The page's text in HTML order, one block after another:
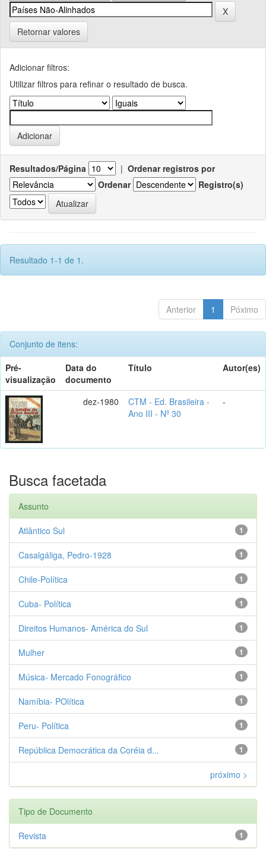
Retornar valores
Adicionar filtros:
Utilizar filtros para refinar o resultado de busca.
Resultados/Página | Ordenar registros por
Ordenar
Registro(s)
Resultado 1-1 de 1.
Anterior 1 Póximo
Conjunto de itens:
Pré-
visualização
Data do
documento
Título Autor(es)
dez-1980
CTM - Ed. Brasileira -
Ano III - Nº 30
-
Busca facetada
Assunto
1
Atlântico Sul
1
Casalgáliga, Pedro-1928
1
Chile-Política
1
Cuba- Política
1
Direitos Humanos- América do Sul
1
Mulher
1
Música- Mercado Fonográfico
1
Namíbia- POlítica
1
Peru- Política
1
República Democrática da Coréia d...
próximo >
Tipo de Documento
1
Revista